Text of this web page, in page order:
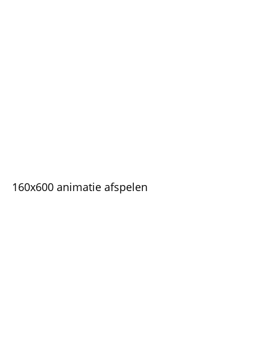
160x600 animatie afspelen